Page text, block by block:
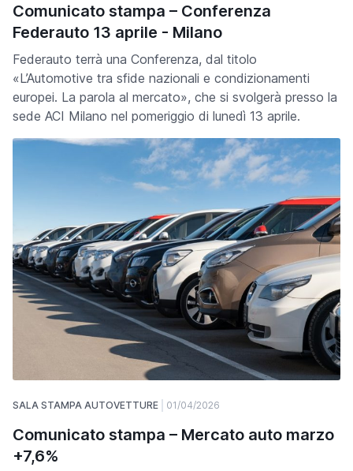
Comunicato stampa – Conferenza
Federauto 13 aprile - Milano
Federauto terrà una Conferenza, dal titolo
«L’Automotive tra sfide nazionali e condizionamenti
europei. La parola al mercato», che si svolgerà presso la
sede ACI Milano nel pomeriggio di lunedì 13 aprile.
SALA STAMPA AUTOVETTURE 01/04/2026
Comunicato stampa – Mercato auto marzo
+7,6%